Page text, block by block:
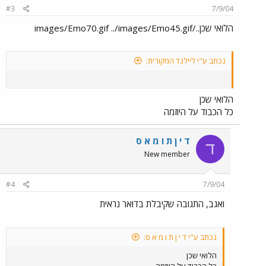
7/9/04
#3
הלואי שכן../images/Emo70.gif ../images/Emo45.gif
נכתב ע"י ליילנד המקורית:
הלואי שכן
כל הכבוד על היוזמה
ד ד י ן ת ו מ א ס
New member
7/9/04
#4
ואגב, התגובה שקיבלת בדואר נראית
נכתב ע"י ד י ן ת ו מ א ס:
הלואי שכן